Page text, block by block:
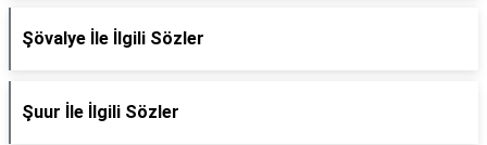
Şövalye İle İlgili Sözler
Şuur İle İlgili Sözler